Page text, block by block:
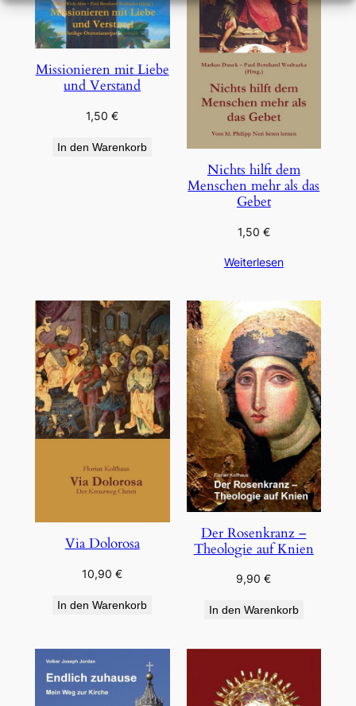
Missionieren mit Liebe
und Verstand
1,50€
In den Warenkorb
Nichts hilft dem
Menschen mehr als das
Gebet
1,50 €
Weiterlesen
Via Dolorosa
10,90€
In den Warenkorb
Der Rosenkranz –
Theologie auf Knien
9,90€
In den Warenkorb